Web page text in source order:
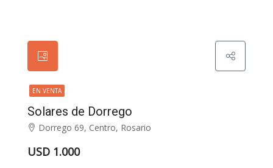
EN VENTA
Solares de Dorrego
Dorrego 69, Centro, Rosario
USD 1.000